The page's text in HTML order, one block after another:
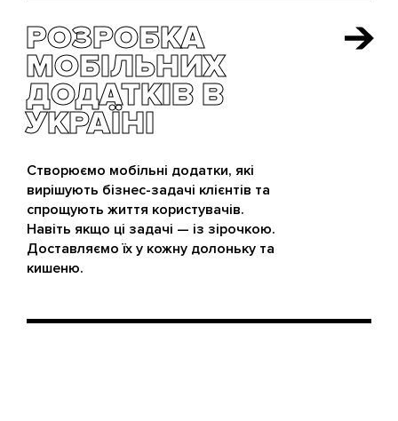
РОЗРОБКА
МОБІЛЬНИХ
ДОДАТКІВ В
УКРАЇНІ
РОЗРОБКА
МОБІЛЬНИХ
ДОДАТКІВ В
УКРАЇНІ
Створюємо мобільні додатки, які
вирішують бізнес-задачі клієнтів та
спрощують життя користувачів.
Навіть якщо ці задачі — із зірочкою.
Доставляємо їх у кожну долоньку та
кишеню.